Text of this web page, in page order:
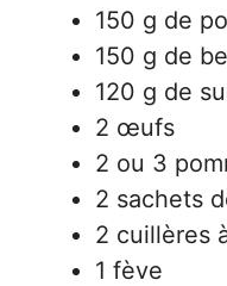
150 g de
150 g de
120 g de
2 œufs
2 ou 3
2 sachets
2 cuillères
1 fève